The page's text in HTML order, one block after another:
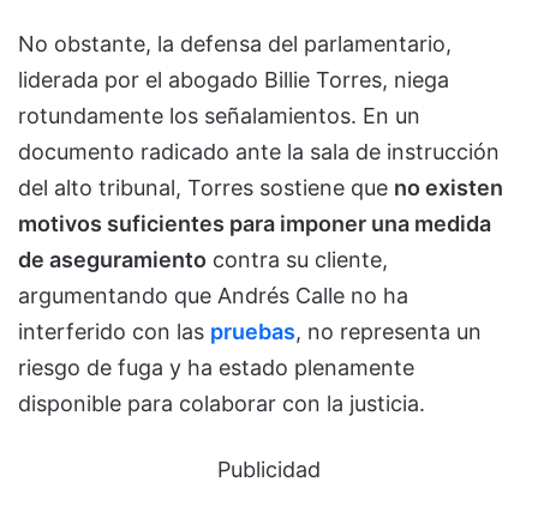
No obstante, la defensa del parlamentario,
liderada por el abogado Billie Torres, niega
rotundamente los señalamientos. En un
documento radicado ante la sala de instrucción
del alto tribunal, Torres sostiene que no existen
motivos suficientes para imponer una medida
de aseguramiento contra su cliente,
argumentando que Andrés Calle no ha
interferido con las pruebas, no representa un
riesgo de fuga y ha estado plenamente
disponible para colaborar con la justicia.
Publicidad